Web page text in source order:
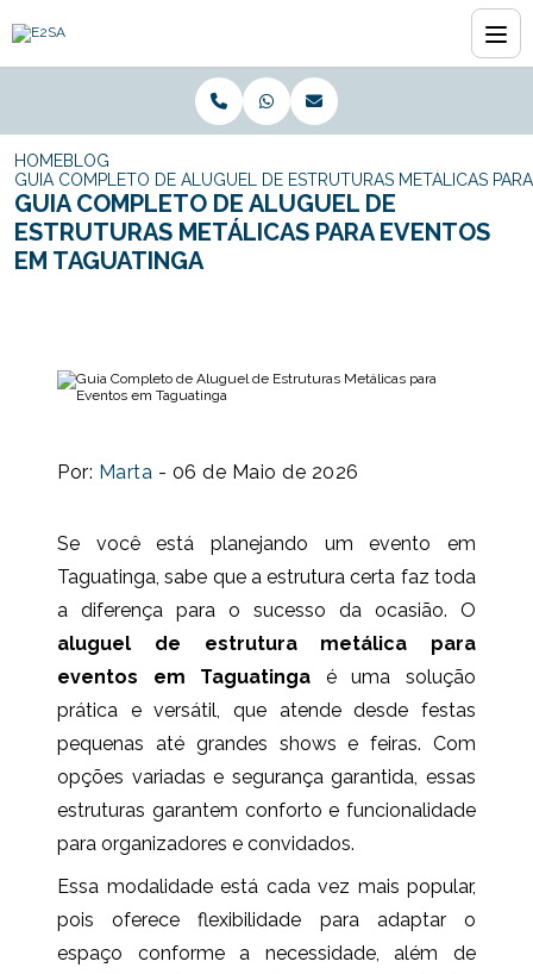
HOMEBLOG
GUIA COMPLETO DE ALUGUEL DE ESTRUTURAS METÁLICAS
GUIA COMPLETO DE ALUGUEL DE
ESTRUTURAS METÁLICAS PARA EVENTOS
EM TAGUATINGA
Por: Marta - 06 de Maio de 2026
Se você está planejando um evento em
Taguatinga, sabe que a estrutura certa faz toda
a diferença para o sucesso da ocasião. O
aluguel de estrutura metálica para
eventos em Taguatinga é uma solução
prática e versátil, que atende desde festas
pequenas até grandes shows e feiras. Com
opções variadas e segurança garantida, essas
estruturas garantem conforto e funcionalidade
para organizadores e convidados.
Essa modalidade está cada vez mais popular,
pois oferece flexibilidade para adaptar o
espaço conforme a necessidade, além de